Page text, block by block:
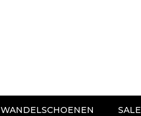
WANDELSCHOENEN SALE